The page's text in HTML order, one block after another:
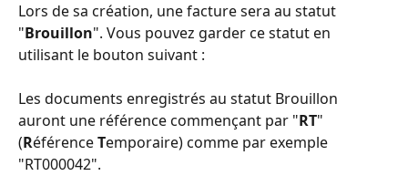
Lors de sa création, une facture sera au statut
"Brouillon". Vous pouvez garder ce statut en
utilisant le bouton suivant :
Les documents enregistrés au statut Brouillon
auront une référence commençant par "RT"
(Référence Temporaire) comme par exemple
"RT000042".